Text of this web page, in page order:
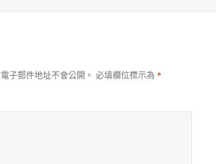
子郵件地址不會公開。 必填欄位標示為*